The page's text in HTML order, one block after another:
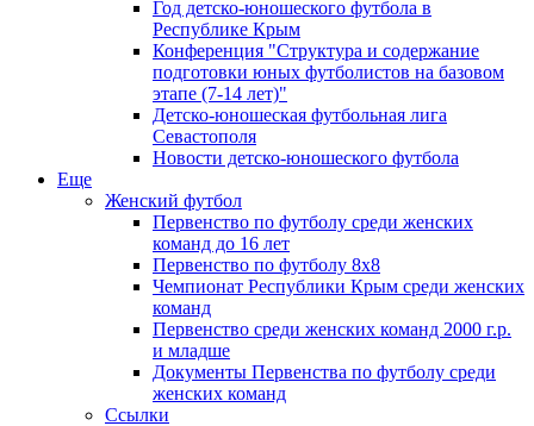
Год детско-юношеского футбола в
Республике Крым
Конференция "Структура и содержание
подготовки юных футболистов на базовом
этапе (7-14 лет)"
Детско-юношеская футбольная лига
Севастополя
Новости детско-юношеского футбола
Еще
Женский футбол
Первенство по футболу среди женских
команд до 16 лет
Первенство по футболу 8х8
Чемпионат Республики Крым среди женских
команд
Первенство среди женских команд 2000 г.р.
и младше
Документы Первенства по футболу среди
женских команд
Ссылки